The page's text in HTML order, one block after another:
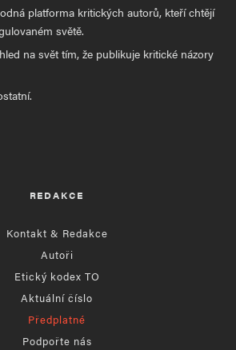
platforma kritických autorů, kteří chtějí
světě.
na svět tím, že publikuje kritické názory
REDAKCE
Kontakt & Redakce
Autoři
Etický kodex TO
Aktuální číslo
Předplatné
Podpořte nás